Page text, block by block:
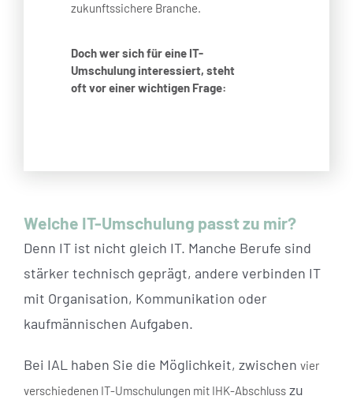
zukunftssichere Branche.
Doch wer sich für eine IT-
Umschulung interessiert, steht
oft vor einer wichtigen Frage:
Welche IT-Umschulung passt zu mir?
Denn IT ist nicht gleich IT. Manche Berufe sind
stärker technisch geprägt, andere verbinden IT
mit Organisation, Kommunikation oder
kaufmännischen Aufgaben.
Bei IAL haben Sie die Möglichkeit, zwischen vier
verschiedenen IT-Umschulungen mit IHK-Abschlusszu